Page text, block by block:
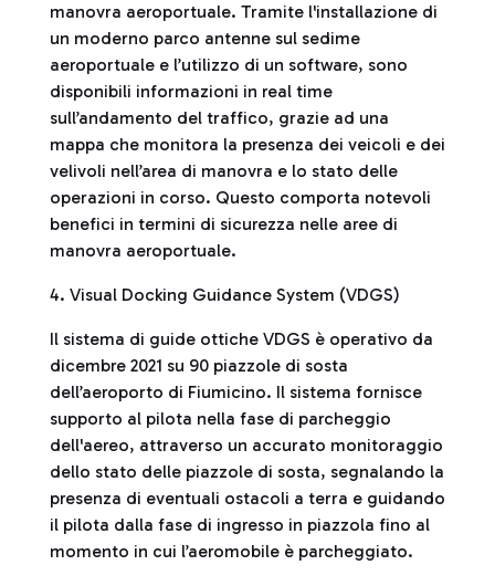
manovra aeroportuale. Tramite l'installazione di
un moderno parco antenne sul sedime
aeroportuale e l’utilizzo di un software, sono
disponibili informazioni in real time
sull’andamento del traffico, grazie ad una
mappa che monitora la presenza dei veicoli e dei
velivoli nell’area di manovra e lo stato delle
operazioni in corso. Questo comporta notevoli
benefici in termini di sicurezza nelle aree di
manovra aeroportuale.
4. Visual Docking Guidance System (VDGS)
Il sistema di guide ottiche VDGS è operativo da
dicembre 2021 su 90 piazzole di sosta
dell’aeroporto di Fiumicino. Il sistema fornisce
supporto al pilota nella fase di parcheggio
dell'aereo, attraverso un accurato monitoraggio
dello stato delle piazzole di sosta, segnalando la
presenza di eventuali ostacoli a terra e guidando
il pilota dalla fase di ingresso in piazzola fino al
momento in cui l’aeromobile è parcheggiato.